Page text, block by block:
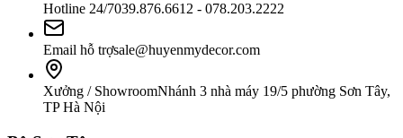
Hotline 24/7039.876.6612 - 078.203.2222
Email hỗ trợsale@huyenmydecor.com
Xưởng / ShowroomNhánh 3 nhà máy 19/5 phường Sơn Tây,
TP Hà Nội